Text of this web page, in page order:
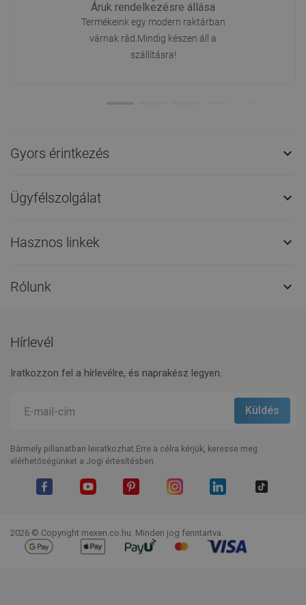
Áruk rendelkezésre állása
Termékeink egy modern raktárban
várnak rád.Mindig készen áll a
szállításra!
Gyors érintkezés 
Ügyfélszolgálat 
Hasznos linkek 
Rólunk 
Hírlevél
Iratkozzon fel a hírlevélre, és naprakész legyen.
Bármely pillanatban leiratkozhat.Erre a célra kérjük, keresse meg
elérhetőségünket a Jogi értesítésben.
2026 © Copyright mexen.co.hu. Minden jog fenntartva.